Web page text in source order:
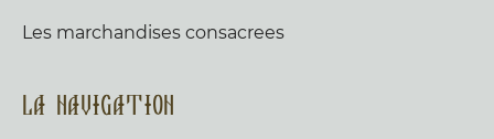
Les marchandises consacrees
La navigation